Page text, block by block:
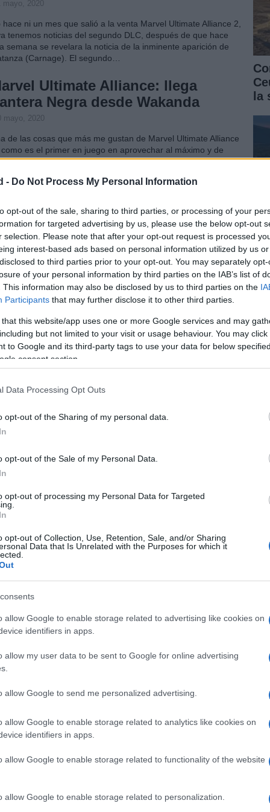
- Do Not Process My Personal Information
opt-out of the sale, sharing to third parties, or processing of your
for targeted advertising by us, please use the below opt-out
selection. Please note that after your opt-out request is processed
interest-based ads based on personal information utilized by us
to third parties prior to your opt-out. You may separately
of your personal information by third parties on the IAB’s list of
This information may also be disclosed by us to third parties on the
Participants that may further disclose it to other third parties.
that this website/app uses one or more Google services and may
but not limited to your visit or usage behaviour. You may
to Google and its third-party tags to use your data for below
consent section.
Data Processing Opt Outs
opt-out of the Sharing of my personal data.
opt-out of the Sale of my Personal Data.
opt-out of processing my Personal Data for Targeted
opt-out of Collection, Use, Retention, Sale, and/or Sharing
Data that Is Unrelated with the Purposes for which it
allow Google to enable storage related to advertising like cookies on
identifiers in apps.
allow my user data to be sent to Google for online advertising
allow Google to send me personalized advertising.
allow Google to enable storage related to analytics like cookies on
identifiers in apps.
allow Google to enable storage related to functionality of the website
allow Google to enable storage related to personalization.
mayo, 2020
hace ni un mes que salió a la venta Marvel Ultimate Alliance 2,
tenemos noticias del segundo DLC, después de que hace
semana se revelara la noticia de la inminente aparición de
(Carnage). El segundo…
Ultimate Alliance: llega
Negra desde Wakanda
mayo, 2020
de las cosas que más me gustan de Marvel Ultimate Alliance
es el primer en juego en aprovechar al máximo y de
casi exhaustiva el universo de los cómics Marvel. Y el
Super Hero Squad Online:
imágenes con los
adorables en acción
2020
teoría, Marvel Super Hero Squad Online es un MMO para
En teoría, porque dada la edad media del fan actual de los
Marvel, me huelo que muchos adultos van a acabar
The Brave and the Bold:
tráiler y pantallas del nuevo
del superhéroe
mayo, 2020
Spiderman, ahora es momento para un personaje de DC
Ha sido anunciada la aparición de un nuevo juego de
Universe Online: nuevo tráiler
2020
pregunto si todavía queda alguien que esté mínimamente
en jugar a DC Universe Online viendo la avalancha de
MMORPGs con mejor pinta que están por venir. Hace
Universe Online diseños y
con el Joker. Why so
es posiblemente el villano de cómic de superhéroes más
de grandes personajes malvados que hemos podido ver
Con 2010: Spiderman
ataca!
la industria del videojuego posando sus ojos en la Comicon,
la